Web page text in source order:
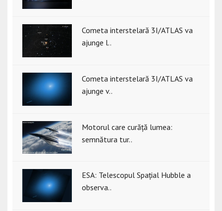
Cometa interstelară 3I/ATLAS va
ajunge l..
Cometa interstelară 3I/ATLAS va
ajunge v..
Motorul care curăță lumea:
semnătura tur..
ESA: Telescopul Spațial Hubble a
observa..